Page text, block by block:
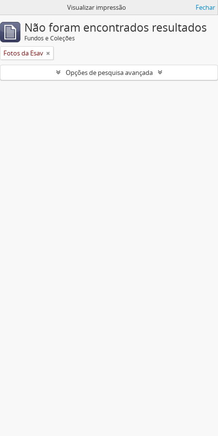
Visualizar impressão Fechar
Não foram encontrados resultados
Fundos e Coleções
Fotos da Esav
Opções de pesquisa avançada